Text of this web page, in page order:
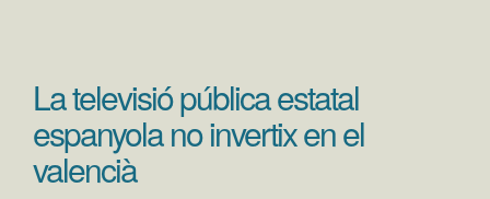
La televisió pública estatal
espanyola no invertix en el
valencià